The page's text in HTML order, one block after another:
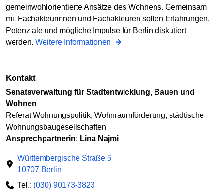
gemeinwohlorientierte Ansätze des Wohnens. Gemeinsam
mit Fachakteurinnen und Fachakteuren sollen Erfahrungen,
Potenziale und mögliche Impulse für Berlin diskutiert
werden. Weitere Informationen
Kontakt
Senatsverwaltung für Stadtentwicklung, Bauen und
Wohnen
Referat Wohnungspolitik, Wohnraumförderung, städtische
Wohnungsbaugesellschaften
Ansprechpartnerin: Lina Najmi
Württembergische Straße 6
10707 Berlin
Tel.: (030) 90173-3823